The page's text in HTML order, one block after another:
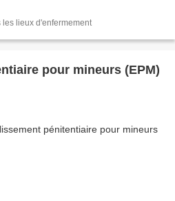
lieux d'enfermement
pour mineurs (EPM)